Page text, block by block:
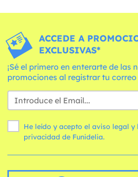
ACCEDE A
EXCLUSIVAS*
¡Sé el primero en enterarte de las
promociones al registrar tu
He leído y acepto el aviso legal y
privacidad de Funidelia.